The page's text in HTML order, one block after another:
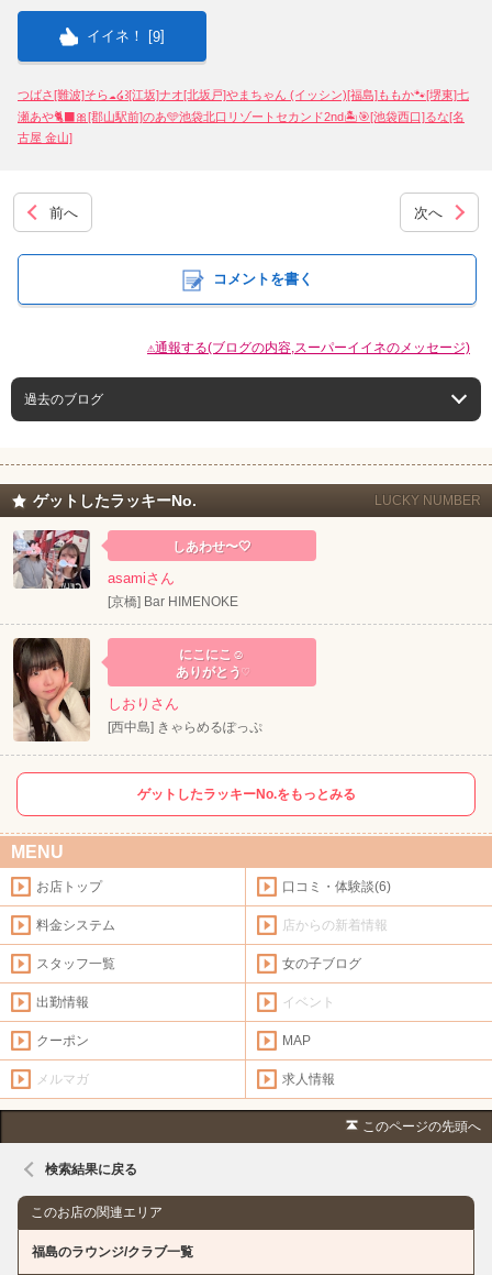
イイネ！ [9]
つばさ[難波]そら☁️໒꒱[江坂]ナオ[北坂戸]やまちゃん (イッシン)[福島]ももか🐾[堺東]七
瀬あや🐈‍⬛🎀[郡山駅前]のあ🩵池袋北口リゾートセカンド2nd🏝️🎯[池袋西口]るな[名
古屋 金山]
前へ 次へ
コメントを書く
⚠通報する(ブログの内容,スーパーイイネのメッセージ)
過去のブログ
ゲットしたラッキーNo. LUCKY NUMBER
しあわせ〜🤍
asamiさん
[京橋] Bar HIMENOKE
にこにこ☺️
ありがとう♡
しおりさん
[西中島] きゃらめるぽっぷ
ゲットしたラッキーNo.をもっとみる
MENU
お店トップ 口コミ・体験談(6)
料金システム 店からの新着情報
スタッフ一覧 女の子ブログ
出勤情報 イベント
クーポン MAP
メルマガ 求人情報
このページの先頭へ
検索結果に戻る
このお店の関連エリア
福島のラウンジ/クラブ一覧
新規会員登録
中四国
沖縄